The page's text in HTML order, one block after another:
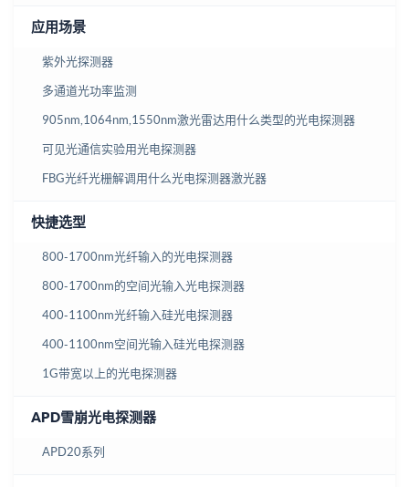
应用场景
紫外光探测器
多通道光功率监测
905nm,1064nm,1550nm激光雷达用什么类型的光电探测器
可见光通信实验用光电探测器
FBG光纤光栅解调用什么光电探测器激光器
快捷选型
800-1700nm光纤输入的光电探测器
800-1700nm的空间光输入光电探测器
400-1100nm光纤输入硅光电探测器
400-1100nm空间光输入硅光电探测器
1G带宽以上的光电探测器
APD雪崩光电探测器
APD20系列